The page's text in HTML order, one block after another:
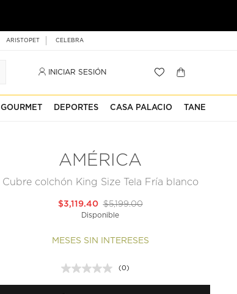
ARISTOPET CELEBRA
INICIAR SESIÓN
GOURMET DEPORTES CASA PALACIO TANE
AMÉRICA
Cubre colchón King Size Tela Fría blanco
$5,199.00
$3,119.40
Disponible
MESES SIN INTERESES
Sin
puntuación.
(0)